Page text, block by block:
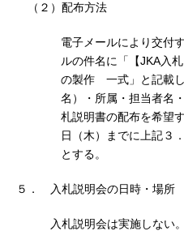
（２）配布方法
電子メールにより交付
ルの件名に「【JKA入
の製作 一式」と記載
名）・所属・担当者名
札説明書の配布を希望
日（木）までに上記３
とする。
５． 入札説明会の日時・場所
入札説明会は実施しない。